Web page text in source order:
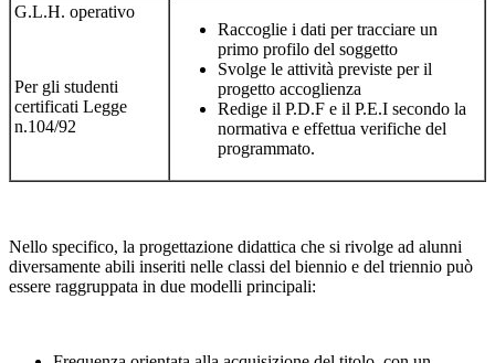
G.L.H. operativo
Per gli studenti
certificati Legge
n.104/92
Raccoglie i dati per tracciare un
primo profilo del soggetto
Svolge le attività previste per il
progetto accoglienza
Redige il P.D.F e il P.E.I secondo la
normativa e effettua verifiche del
programmato.
Nello specifico, la progettazione didattica che si rivolge ad alunni
diversamente abili inseriti nelle classi del biennio e del triennio può
essere raggruppata in due modelli principali: